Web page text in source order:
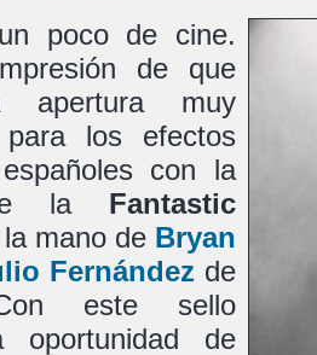
poco de cine.
de que
apertura muy
para los efectos
con la
la Fantastic
mano de Bryan
Fernándezde
este sello
oportunidad de